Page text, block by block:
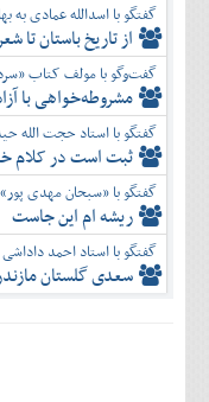
گفتگو با اسدالله عمادی
از تاریخ باستان تا
گفت‌وگو با مولف کتاب
مشروطه‌خواهی با
گفتگو با استاد حجت الله
ثبت است در کلام
گفتگو با «سبحان مهدی
ریشه ام این جاست
گفتگو با استاد احمد داداشی
سعدی گلستان